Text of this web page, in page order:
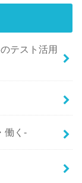
テスト活用
働く-